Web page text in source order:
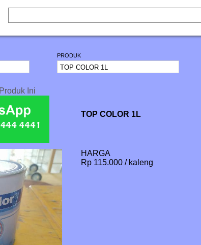
PRODUK
Ini
TOP COLOR 1L
HARGA
Rp 115.000 / kaleng